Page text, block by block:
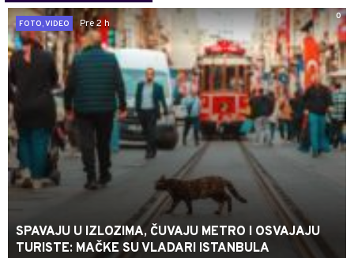
0
FOTO, VIDEO
Pre 2 h
SPAVAJU U IZLOZIMA, ČUVAJU METRO I OSVAJAJU
TURISTE: MAČKE SU VLADARI ISTANBULA